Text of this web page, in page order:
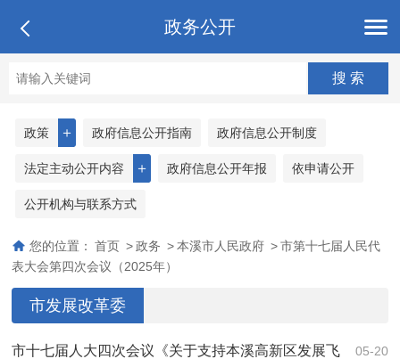
政务公开
＋
政策 政府信息公开指南 政府信息公开制度
＋
法定主动公开内容 政府信息公开年报 依申请公开
公开机构与联系方式
您的位置： 首页 > 政务 > 本溪市人民政府 > 市第十七届人民代
表大会第四次会议（2025年）
市发展改革委
05-20
市十七届人大四次会议《关于支持本溪高新区发展飞